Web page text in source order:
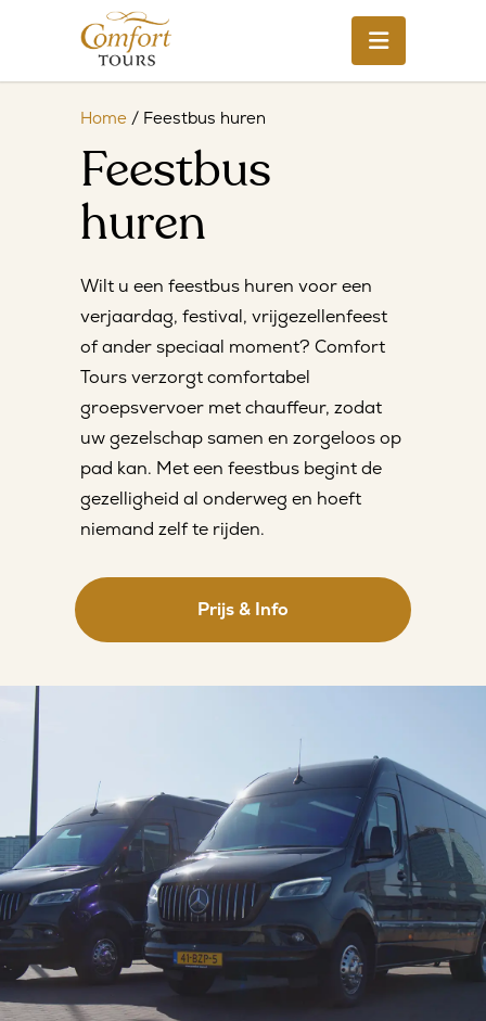
Home / Feestbus huren
Feestbus
huren
Wilt u een feestbus huren voor een
verjaardag, festival, vrijgezellenfeest
of ander speciaal moment? Comfort
Tours verzorgt comfortabel
groepsvervoer met chauffeur, zodat
uw gezelschap samen en zorgeloos op
pad kan. Met een feestbus begint de
gezelligheid al onderweg en hoeft
niemand zelf te rijden.
Prijs & Info